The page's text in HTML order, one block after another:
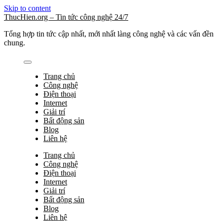
Skip to content
ThucHien.org – Tin tức công nghệ 24/7
Tổng hợp tin tức cập nhất, mới nhất làng công nghệ và các vấn đền
chung.
Trang chủ
Công nghệ
Điện thoại
Internet
Giải trí
Bất động sản
Blog
Liên hệ
Trang chủ
Công nghệ
Điện thoại
Internet
Giải trí
Bất động sản
Blog
Liên hệ